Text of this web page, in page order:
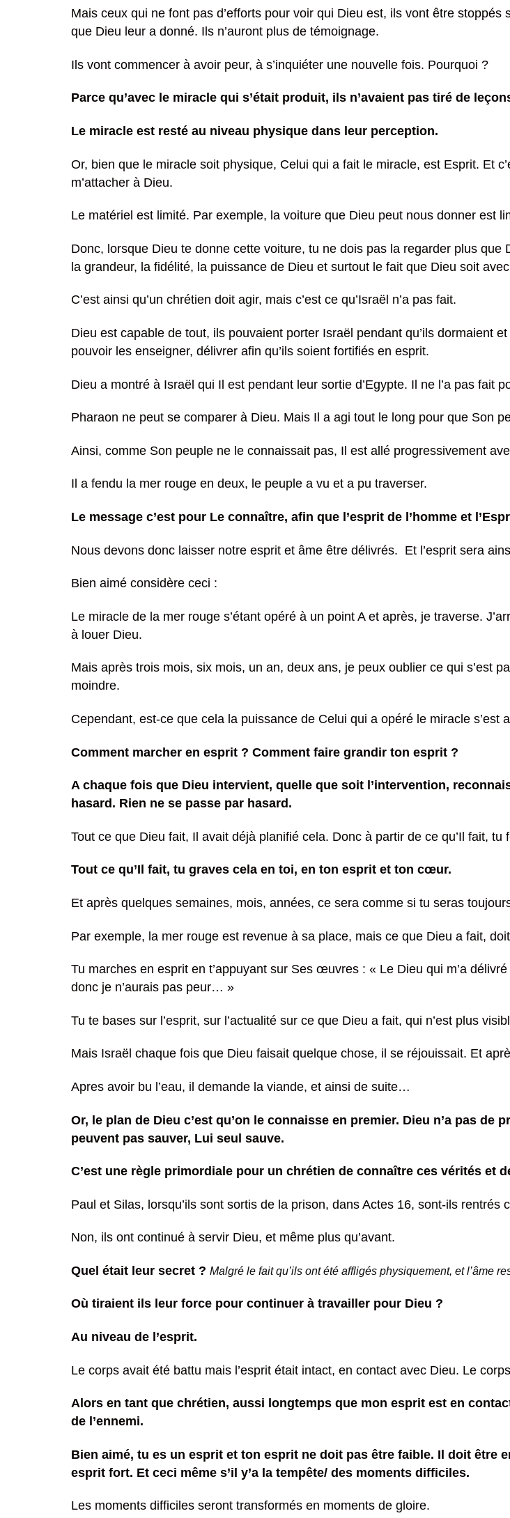
Mais ceux qui ne font pas d’efforts pour voir qui Dieu est, ils vont être
que Dieu leur a donné. Ils n’auront plus de témoignage.
Ils vont commencer à avoir peur, à s’inquiéter une nouvelle fois. Pourquoi ?
Parce qu’avec le miracle qui s’était produit, ils n’avaient pas tiré de
Le miracle est resté au niveau physique dans leur perception.
Or, bien que le miracle soit physique, Celui qui a fait le miracle, est Esprit. Et
m’attacher à Dieu.
Le matériel est limité. Par exemple, la voiture que Dieu peut nous donner est
Donc, lorsque Dieu te donne cette voiture, tu ne dois pas la regarder plus
la grandeur, la fidélité, la puissance de Dieu et surtout le fait que Dieu soit
C’est ainsi qu’un chrétien doit agir, mais c’est ce qu’Israël n’a pas fait.
Dieu est capable de tout, ils pouvaient porter Israël pendant qu’ils dormaient
pouvoir les enseigner, délivrer afin qu’ils soient fortifiés en esprit.
Dieu a montré à Israël qui Il est pendant leur sortie d’Egypte. Il ne l’a pas fait
Pharaon ne peut se comparer à Dieu. Mais Il a agi tout le long pour que Son
Ainsi, comme Son peuple ne le connaissait pas, Il est allé progressivement
Il a fendu la mer rouge en deux, le peuple a vu et a pu traverser.
Le message c’est pour Le connaître, afin que l’esprit de l’homme et
Nous devons donc laisser notre esprit et âme être délivrés. Et l’esprit sera
Bien aimé considère ceci :
Le miracle de la mer rouge s’étant opéré à un point A et après, je traverse.
à louer Dieu.
Mais après trois mois, six mois, un an, deux ans, je peux oublier ce qui s’est
moindre.
Cependant, est-ce que cela la puissance de Celui qui a opéré le miracle s’est
Comment marcher en esprit ? Comment faire grandir ton esprit ?
A chaque fois que Dieu intervient, quelle que soit l’intervention,
hasard. Rien ne se passe par hasard.
Tout ce que Dieu fait, Il avait déjà planifié cela. Donc à partir de ce qu’Il fait, tu
Tout ce qu’Il fait, tu graves cela en toi, en ton esprit et ton cœur.
Et après quelques semaines, mois, années, ce sera comme si tu seras
Par exemple, la mer rouge est revenue à sa place, mais ce que Dieu a fait,
Tu marches en esprit en t’appuyant sur Ses œuvres : « Le Dieu qui m’a
donc je n’aurais pas peur… »
Tu te bases sur l’esprit, sur l’actualité sur ce que Dieu a fait, qui n’est plus
Mais Israël chaque fois que Dieu faisait quelque chose, il se réjouissait. Et
Apres avoir bu l’eau, il demande la viande, et ainsi de suite…
Or, le plan de Dieu c’est qu’on le connaisse en premier. Dieu n’a pas
peuvent pas sauver, Lui seul sauve.
C’est une règle primordiale pour un chrétien de connaître ces vérités et
Paul et Silas, lorsqu’ils sont sortis de la prison, dans Actes 16, sont-ils rentrés
Non, ils ont continué à servir Dieu, et même plus qu’avant.
Quel était leur secret ? Malgré le fait qu’ils ont été affligés physiquement, et l’âme
Où tiraient ils leur force pour continuer à travailler pour Dieu ?
Au niveau de l’esprit.
Le corps avait été battu mais l’esprit était intact, en contact avec Dieu. Le
Alors en tant que chrétien, aussi longtemps que mon esprit est en
de l’ennemi.
Bien aimé, tu es un esprit et ton esprit ne doit pas être faible. Il doit être
esprit fort. Et ceci même s’il y’a la tempête/ des moments difficiles.
Les moments difficiles seront transformés en moments de gloire.